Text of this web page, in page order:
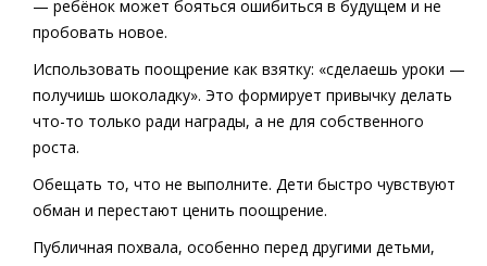
— ребёнок может бояться ошибиться в будущем и не
пробовать новое.
Использовать поощрение как взятку: «сделаешь уроки —
получишь шоколадку». Это формирует привычку делать
что-то только ради награды, а не для собственного
роста.
Обещать то, что не выполните. Дети быстро чувствуют
обман и перестают ценить поощрение.
Публичная похвала, особенно перед другими детьми,